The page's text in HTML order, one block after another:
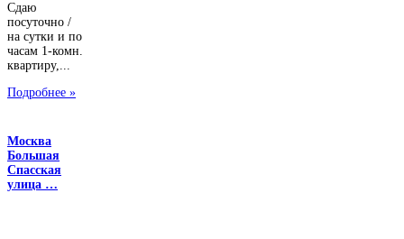
Сдаю
посуточно /
на сутки и по
часам 1-комн.
квартиру,...
Подробнее »
Москва
Большая
Спасская
улица …